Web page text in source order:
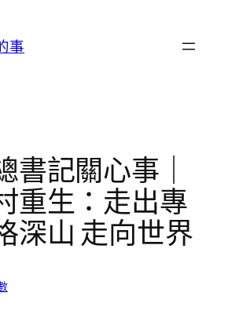
事
書記關心事｜
重生：走出專
深山 走向世界